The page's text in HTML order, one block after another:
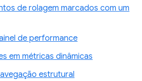
de rolagem marcados com um
de performance
em métricas dinâmicas
estrutural